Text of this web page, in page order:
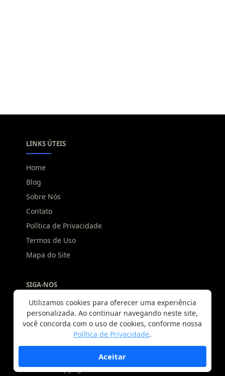
Utilizamos cookies para oferecer uma experiência
personalizada. Ao continuar navegando neste site,
você concorda com o uso de cookies, conforme nossa
Política de Privacidade.
Aceitar
LINKS ÚTEIS
Home
Blog
Sobre Nós
Contato
Política de Privacidade
Termos de Uso
Mapa do Site
SIGA-NOS
Copyright © 2025 Guardar Móveis